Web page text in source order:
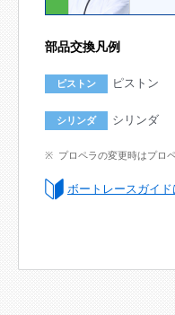
部品交換凡例
ピストン ピストン
シリンダ シリンダ
プロペラの変更時はプロ
ボートレースガイド